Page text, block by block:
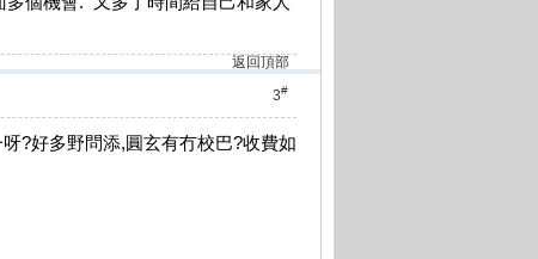
返回頂部
3#
?好多野問添,圓玄有冇校巴?收費如